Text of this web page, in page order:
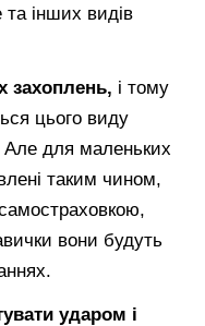
інших видів
захоплень, і тому
цього виду
Але для маленьких
таким чином,
вони будуть
ударом і